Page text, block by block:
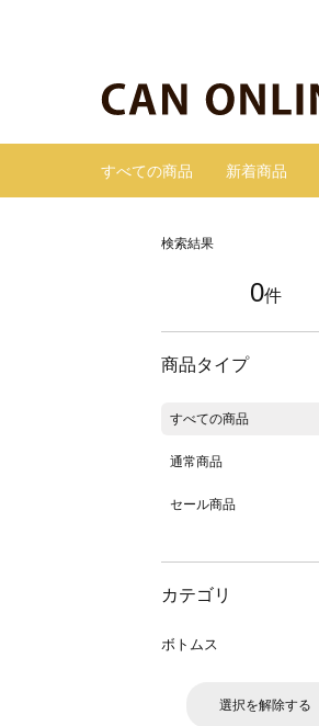
すべての商品 新着商品
検索結果
0件
商品タイプ
すべての商品
通常商品
セール商品
カテゴリ
ボトムス
選択を解除する